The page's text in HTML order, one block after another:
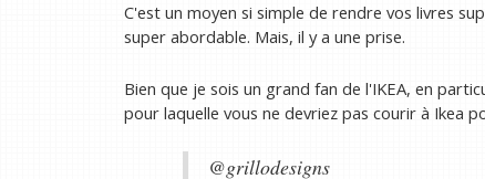
C'est un moyen si simple de rendre vos livres
super abordable. Mais, il y a une prise.
Bien que je sois un grand fan de l'IKEA, en
pour laquelle vous ne devriez pas courir à Ikea
@grillodesigns